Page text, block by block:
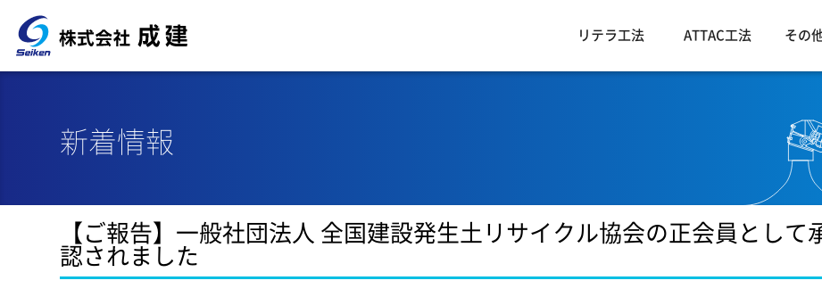
リテラ工法 ATTAC工法 その
新着情報
【ご報告】一般社団法人 全国建設発生土リサイクル協会の正会員として
認されました